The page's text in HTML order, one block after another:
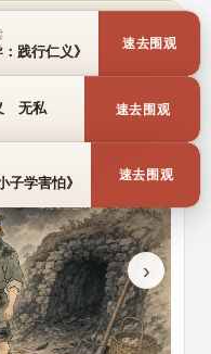
百家名理
›
践行仁义》 速去围观
无私
速去围观
子学害怕》 速去围观